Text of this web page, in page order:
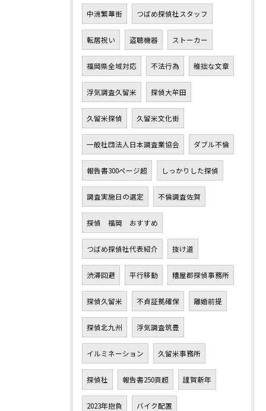
中洲繁華街 つばめ探偵社スタッフ
転居祝い 盗聴機器 ストーカー
福岡県全域対応 不法行為 稚拙な文章
浮気調査久留米 探偵大牟田
久留米探偵 久留米文化街
一般社団法人日本調査業協会 ダブル不倫
報告書300ページ超 しっかりした探偵
調査実施日の選定 不倫調査佐賀
探偵 福岡 おすすめ
つばめ探偵社代表紹介 抜け道
渋滞回避 平行移動 糟屋郡探偵事務所
探偵久留米 不貞証拠確保 離婚前提
探偵北九州 浮気調査筑豊
イルミネーション 久留米事務所
探偵社 報告書250頁超 謹賀新年
2023年抱負 バイク配置